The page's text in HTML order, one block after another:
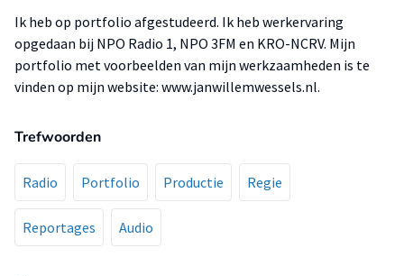
Ik heb op portfolio afgestudeerd. Ik heb werkervaring
opgedaan bij NPO Radio 1, NPO 3FM en KRO-NCRV. Mijn
portfolio met voorbeelden van mijn werkzaamheden is te
vinden op mijn website: www.janwillemwessels.nl.
Trefwoorden
Radio Portfolio Productie Regie
Reportages Audio